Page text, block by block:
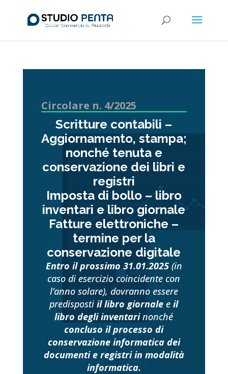
Circolare n. 4/2025
Scritture contabili –
Aggiornamento, stampa;
nonché tenuta e
conservazione dei libri e
registri
Imposta di bollo – libro
inventari e libro giornale
Fatture elettroniche –
termine per la
conservazione digitale
Entro il prossimo 31.01.2025 (in
caso di esercizio coincidente con
l’anno solare), dovranno essere
predispostiil libro giornale eil
libro degli inventarinonché
concluso il processo di
conservazione informatica dei
documenti e registri in modalità
informatica.